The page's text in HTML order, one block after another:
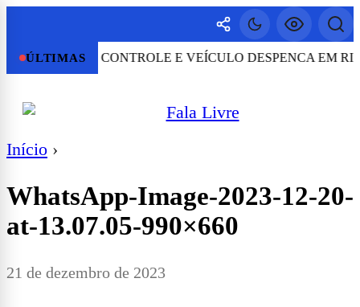
ÚLTIMAS
PERDE O CONTROLE E VEÍCULO DESPENCA EM
Início ›
WhatsApp-Image-2023-12-20-
at-13.07.05-990×660
21 de dezembro de 2023